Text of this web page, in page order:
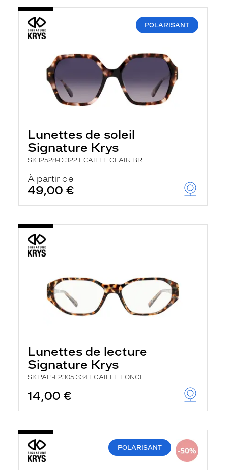
POLARISANT
Lunettes de soleil
Signature Krys
SKJ2528-D 322 ECAILLE CLAIR BR
À partir de
49,00 €
Lunettes de lecture
Signature Krys
SKPAP-L2305 334 ECAILLE FONCE
14,00 €
POLARISANT